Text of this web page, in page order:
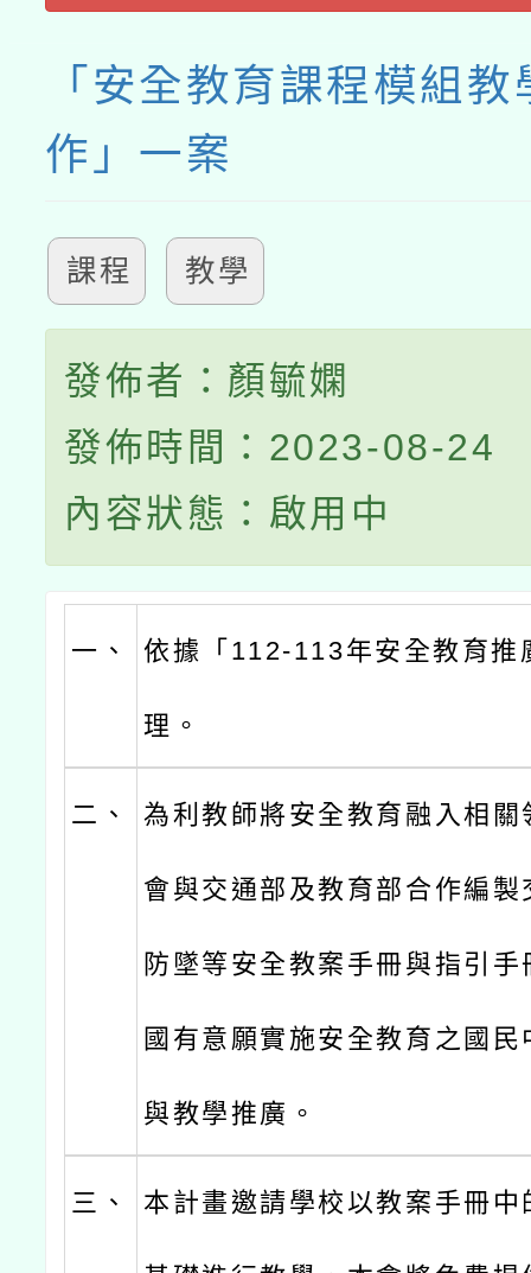
「安全教育課程模組
作」一案
課程 教學
發佈者：顏毓嫻
發佈時間：2023-08-24
內容狀態：啟用中
一、 依據「112-113年安全教育推
理。
二、 為利教師將安全教育融入相關
會與交通部及教育部合作編
防墜等安全教案手冊與指引
國有意願實施安全教育之國
與教學推廣。
三、 本計畫邀請學校以教案手冊